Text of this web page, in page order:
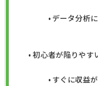
データ分析
初心者が陥りやす
すぐに収益